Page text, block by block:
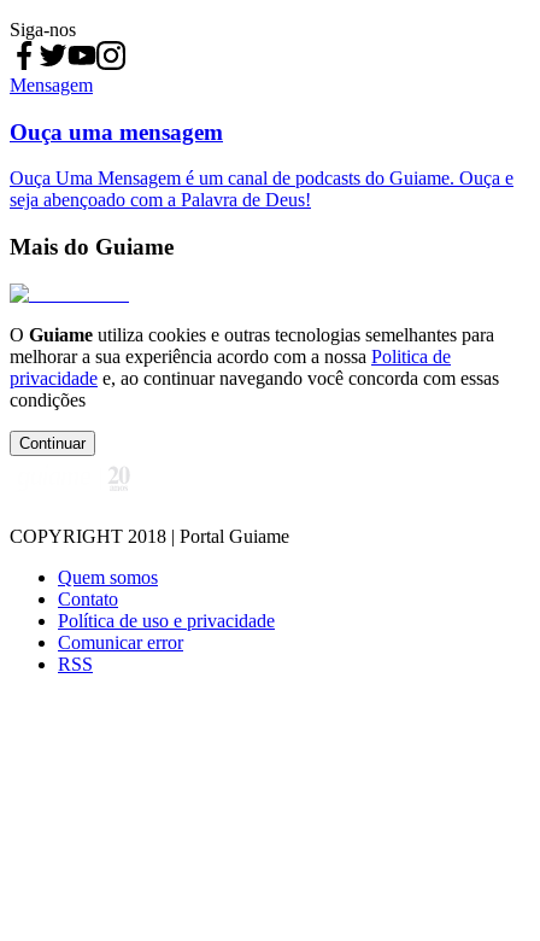
Siga-nos
Mensagem
Ouça uma mensagem
Ouça Uma Mensagem é um canal de podcasts do Guiame. Ouça e
seja abençoado com a Palavra de Deus!
Mais do Guiame
O Guiame utiliza cookies e outras tecnologias semelhantes para
melhorar a sua experiência acordo com a nossa Politica de
privacidade e, ao continuar navegando você concorda com essas
condições
Continuar
COPYRIGHT 2018 | Portal Guiame
Quem somos
Contato
Política de uso e privacidade
Comunicar error
RSS